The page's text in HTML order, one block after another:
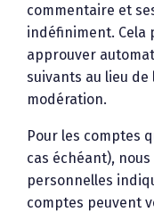
commentaire et
indéfiniment.
approuver
suivants au lieu
modération.
Pour les comptes
cas échéant),
personnelles
comptes peuvent